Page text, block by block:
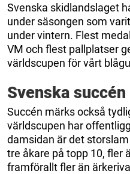
Svenska skidlandslaget
under säsongen som
under vintern. Flest
VM och flest pallplatser
världscupen för vårt
Svenska succén
Succén märks också
världscupen har
damsidan är det
tre åkare på topp 10, fler
framförallt fler än